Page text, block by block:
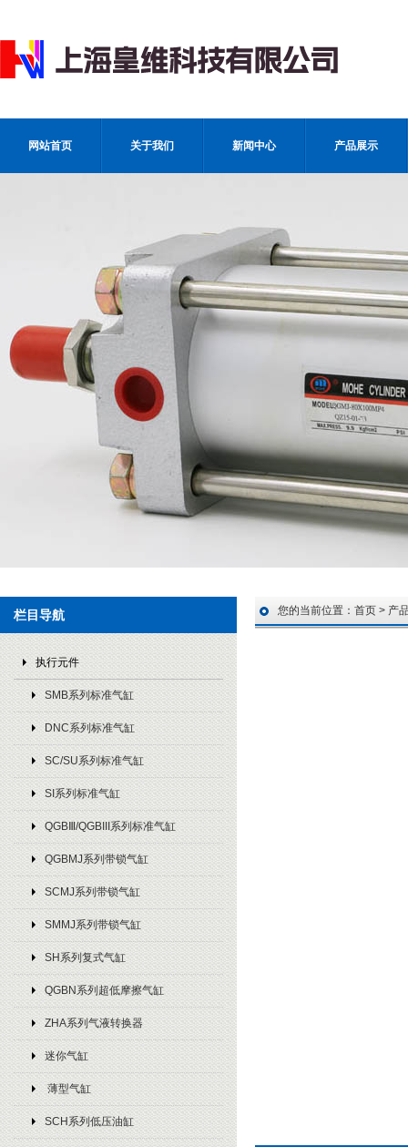
网站首页 关于我们 新闻中心 产品展示
栏目导航
执行元件
SMB系列标准气缸
DNC系列标准气缸
SC/SU系列标准气缸
SI系列标准气缸
QGBⅢ/QGBIII系列标准气缸
QGBMJ系列带锁气缸
SCMJ系列带锁气缸
SMMJ系列带锁气缸
SH系列复式气缸
QGBN系列超低摩擦气缸
ZHA系列气液转换器
迷你气缸
薄型气缸
SCH系列低压油缸
您的当前位置： 首页 > 产